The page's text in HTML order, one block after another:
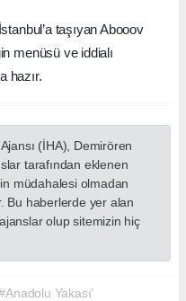
taşıyan Abooov
menüsü ve iddialı
hazır.
(İHA), Demirören
tarafından eklenen
müdahalesi olmadan
Bu haberlerde yer alan
olup sitemizin hiç
Yakası’